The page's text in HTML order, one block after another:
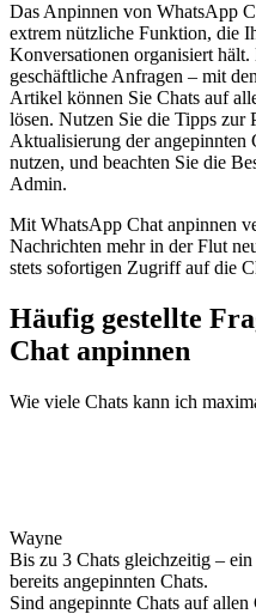
Das Anpinnen von WhatsApp
extrem nützliche Funktion, die
Konversationen organisiert
geschäftliche Anfragen – mit
Artikel können Sie Chats auf
lösen. Nutzen Sie die Tipps zur
Aktualisierung der angepinnten
nutzen, und beachten Sie die
Admin.
Mit WhatsApp Chat anpinnen
Nachrichten mehr in der Flut
stets sofortigen Zugriff auf die
Häufig gestellte
Chat anpinnen
Wie viele Chats kann ich
Wayne
Bis zu 3 Chats gleichzeitig –
bereits angepinnten Chats.
Sind angepinnte Chats auf allen